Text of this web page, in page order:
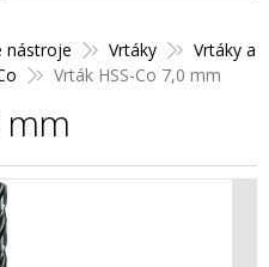
nástroje Vrtáky
Vrtáky a
Vrták HSS-Co 7,0 mm
mm